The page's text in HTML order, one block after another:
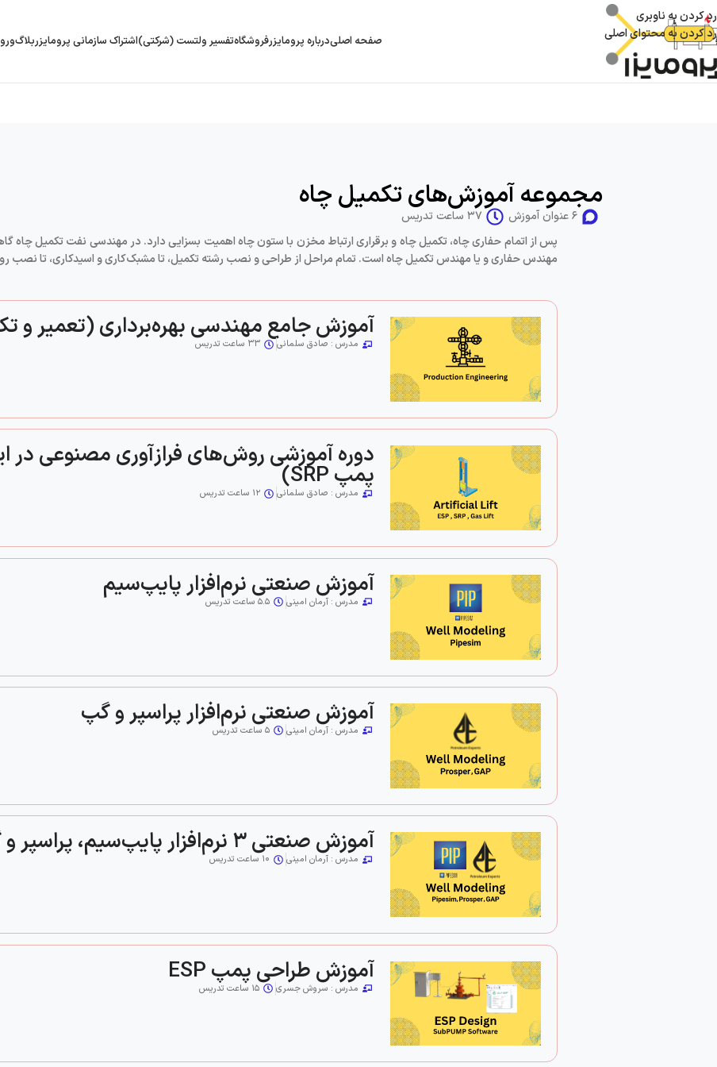
رد کردن به ناوبری
رد کردن به محتوای اصلی
صفحه اصلیدرباره پرومایزرفروشگاهتفسیر ولتست (شرکتی)اشتراک سازمانی پرومایزربلاگ
مجموعه آموزش‌های تکمیل چاه
۶ عنوان آموزش
۳۷ ساعت تدریس
پس از اتمام حفاری چاه، تکمیل چاه و برقراری ارتباط مخزن با ستون چاه اهمیت بسزایی دارد. در مهندسی نفت تکمیل چاه
مهندس حفاری و یا مهندس تکمیل چاه است. تمام مراحل از طراحی و نصب رشته تکمیل، تا مشبک‌کاری و اسیدکاری، تا نصب
آموزش جامع مهندسی بهره‌برداری (تعمیر و
مدرس : صادق سلمانی ۳۳ ساعت تدریس
پمپ SRP)
مدرس : صادق سلمانی ۱۲ ساعت تدریس
آموزش صنعتی نرم‌افزار پایپ‌سیم
مدرس : آرمان امینی ۵.۵ ساعت تدریس
آموزش صنعتی نرم‌افزار پراسپر و گپ
مدرس : آرمان امینی ۵ ساعت تدریس
آموزش صنعتی ۳ نرم‌افزار پایپ‌سیم، پراسپر و گپ
مدرس : آرمان امینی ۱۰ ساعت تدریس
آموزش طراحی پمپ ESP
مدرس : سروش جسری ۱۵ ساعت تدریس